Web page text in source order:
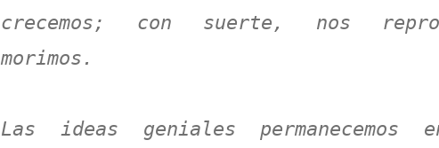
crecemos; con suerte, nos
morimos.
Las ideas geniales permanecemos